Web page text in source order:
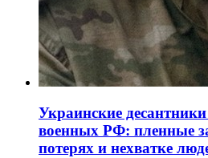
Украинские
военных РФ: пленные
потерях и нехватке